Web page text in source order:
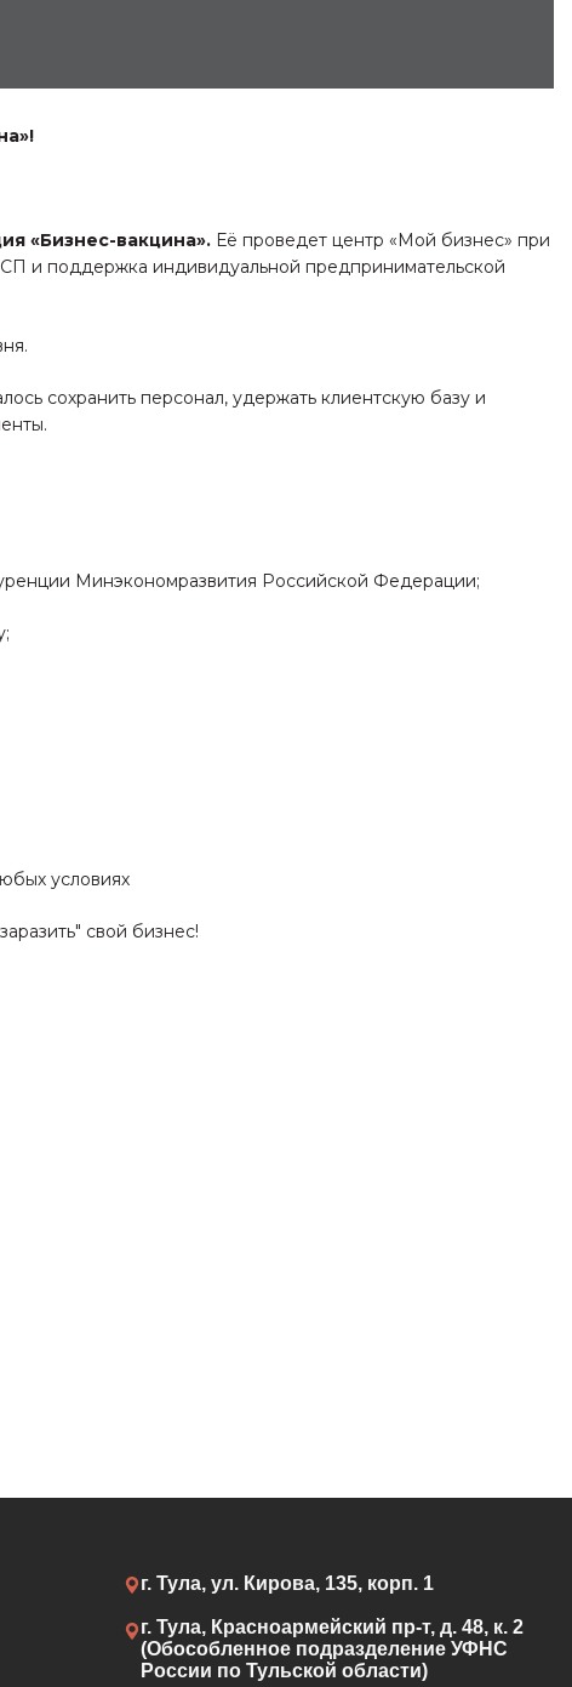
«Бизнес-вакцина». Её проведет центр «Мой бизнес» при
и поддержка индивидуальной предпринимательской
сохранить персонал, удержать клиентскую базу и
Минэкономразвития Российской Федерации;
условиях
свой бизнес!
г. Тула, ул. Кирова, 135, корп. 1
г. Тула, Красноармейский пр-т, д. 48, к. 2
(Обособленное подразделение УФНС
России по Тульской области)